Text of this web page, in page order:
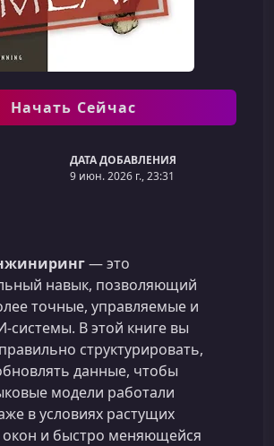
Начать Сейчас
ДАТА ДОБАВЛЕНИЯ
9 июн. 2026 г., 23:31
— это
навык, позволяющий
точные, управляемые и
В этой книге вы
структурировать,
данные, чтобы
модели работали
в условиях растущих
окон и быстро меняющейся